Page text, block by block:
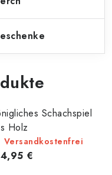
Schachspiel
Holz
Versandkostenfrei
€